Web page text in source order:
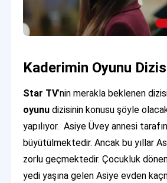
Kaderimin Oyunu
Star TV’nin merakla beklenen
oyunu dizisinin konusu şöyle
yapılıyor. Asiye Üvey annesi
büyütülmektedir. Ancak bu yıllar
zorlu geçmektedir. Çocukluk
yedi yaşına gelen Asiye evden